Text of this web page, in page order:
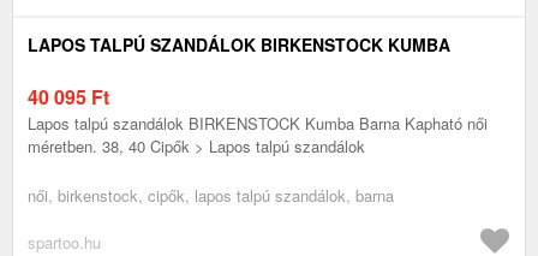
LAPOS TALPÚ SZANDÁLOK BIRKENSTOCK KUMBA
40 095 Ft
Lapos talpú szandálok BIRKENSTOCK Kumba Barna Kapható női
méretben. 38, 40 Cipők > Lapos talpú szandálok
női, birkenstock, cipők, lapos talpú szandálok, barna
spartoo.hu